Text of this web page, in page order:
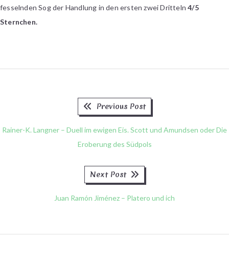
fesselnden Sog der Handlung in den ersten zwei Dritteln4/5
Sternchen.
BeitragsnavigationPrevious Post
Rainer-K. Langner – Duell im ewigen Eis. Scott und Amundsen oder Die
Eroberung des Südpols
Next Post
Juan Ramón Jiménez – Platero und ich